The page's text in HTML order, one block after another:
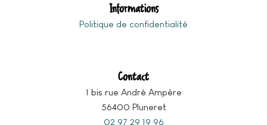
Informations
Politique de confidentialité
Contact
1 bis rue André Ampère
56400 Pluneret
02 97 29 19 96